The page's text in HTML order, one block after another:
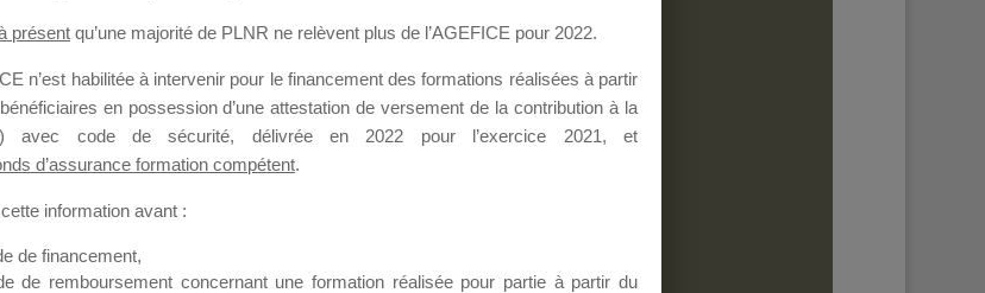
répondre à l’Appel à Propositions Mallette du Dirigeant.
est possible de laisser un message ou poser une question.
ce groupe
présent qu’une majorité de PLNR ne relèvent plus de l’AGEFICE pour 2022.
n’est habilitée à intervenir pour le financement des formations réalisées à partir
en possession d’une attestation de versement de la contribution à la
avec code de sécurité, délivrée en 2022 pour l’exercice 2021, et
d’assurance formation compétent.
information avant :
de financement,
de remboursement concernant une formation réalisée pour partie à partir du